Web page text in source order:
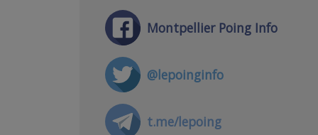
Montpellier Poing Info
@lepoinginfo
t.me/lepoing